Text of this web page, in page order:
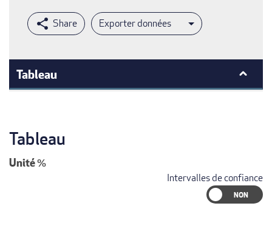
Exporter données
Tableau
Tableau
Unité%
Intervalles de confiance